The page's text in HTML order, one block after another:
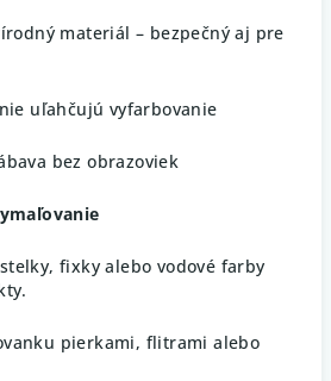
materiál – bezpečný aj pre
uľahčujú vyfarbovanie
bez obrazoviek
fixky alebo vodové farby
pierkami, flitrami alebo